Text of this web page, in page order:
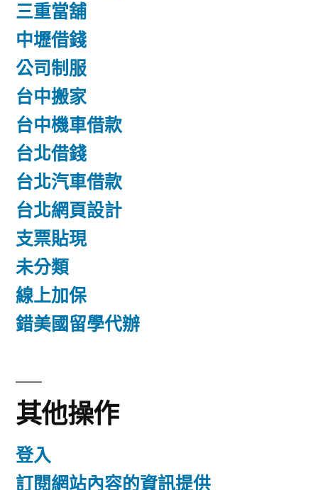
三重當舖
中壢借錢
公司制服
台中搬家
台中機車借款
台北借錢
台北汽車借款
台北網頁設計
支票貼現
未分類
線上加保
錯美國留學代辦
其他操作
登入
訂閱網站內容的資訊提供